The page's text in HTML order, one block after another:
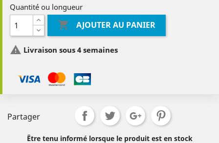
Quantité ou longueur
 AJOUTER AU PANIER
 Livraison sous 4 semaines
Partager
Être tenu informé lorsque le produit est en stock